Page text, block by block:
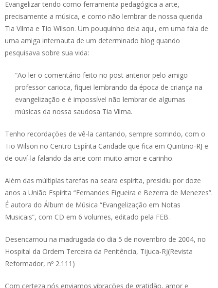
Evangelizar tendo como ferramenta pedagógica a arte,
precisamente a música, e como não lembrar de nossa querida
Tia Vilma e Tio Wilson. Um pouquinho dela aqui, em uma fala de
uma amiga internauta de um determinado blog quando
pesquisava sobre sua vida:
“Ao ler o comentário feito no post anterior pelo amigo
professor carioca, fiquei lembrando da época de criança na
evangelização e é impossível não lembrar de algumas
músicas da nossa saudosa Tia Vilma.
Tenho recordações de vê-la cantando, sempre sorrindo, com o
Tio Wilson no Centro Espírita Caridade que fica em Quintino-RJ e
de ouví-la falando da arte com muito amor e carinho.
Além das múltiplas tarefas na seara espírita, presidiu por doze
anos a União Espírita “Fernandes Figueira e Bezerra de Menezes”.
É autora do Álbum de Música “Evangelização em Notas
Musicais”, com CD em 6 volumes, editado pela FEB.
Desencarnou na madrugada do dia 5 de novembro de 2004, no
Hospital da Ordem Terceira da Penitência, Tijuca-RJ(Revista
Reformador, nº 2.111)
Com certeza nós enviamos vibrações de gratidão, amor e